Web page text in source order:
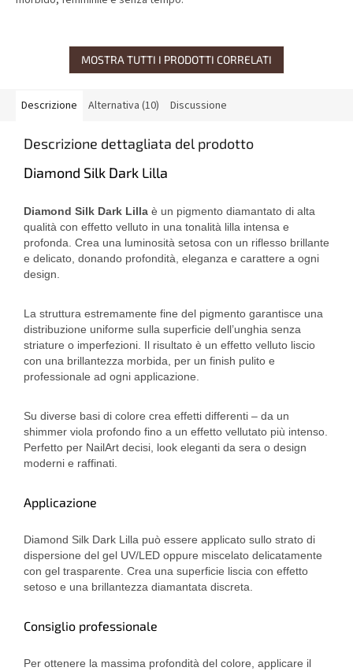
MOSTRA TUTTI I PRODOTTI CORRELATI
Descrizione Alternativa (10) Discussione
Descrizione dettagliata del prodotto
Diamond Silk Dark Lilla
Diamond Silk Dark Lilla è un pigmento diamantato di alta
qualità con effetto velluto in una tonalità lilla intensa e
profonda. Crea una luminosità setosa con un riflesso brillante
e delicato, donando profondità, eleganza e carattere a ogni
design.
La struttura estremamente fine del pigmento garantisce una
distribuzione uniforme sulla superficie dell’unghia senza
striature o imperfezioni. Il risultato è un effetto velluto liscio
con una brillantezza morbida, per un finish pulito e
professionale ad ogni applicazione.
Su diverse basi di colore crea effetti differenti – da un
shimmer viola profondo fino a un effetto vellutato più intenso.
Perfetto per NailArt decisi, look eleganti da sera o design
moderni e raffinati.
Applicazione
Diamond Silk Dark Lilla può essere applicato sullo strato di
dispersione del gel UV/LED oppure miscelato delicatamente
con gel trasparente. Crea una superficie liscia con effetto
setoso e una brillantezza diamantata discreta.
Consiglio professionale
Per ottenere la massima profondità del colore, applicare il